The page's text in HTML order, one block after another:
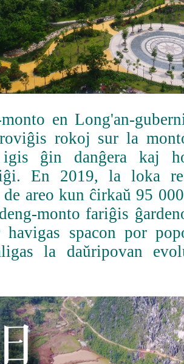
en Long'an-
rokoj sur la
ĝin danĝera kaj
En 2019, la loka
areo kun ĉirkaŭ 95
monto fariĝis
spacon por
la daŭripovan